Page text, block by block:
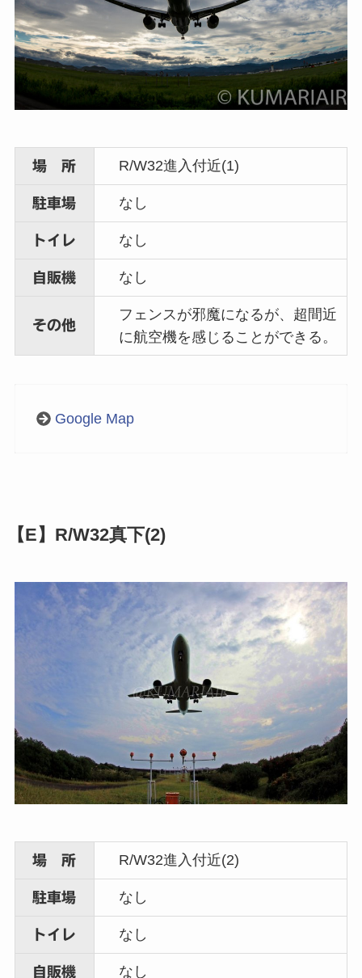
場 所 R/W32進入付近(1)
駐車場 なし
トイレ なし
自販機 なし
その他
フェンスが邪魔になるが、超間近
に航空機を感じることができる。
Google Map
【E】R/W32真下(2)
場 所 R/W32進入付近(2)
駐車場 なし
トイレ なし
自販機 なし